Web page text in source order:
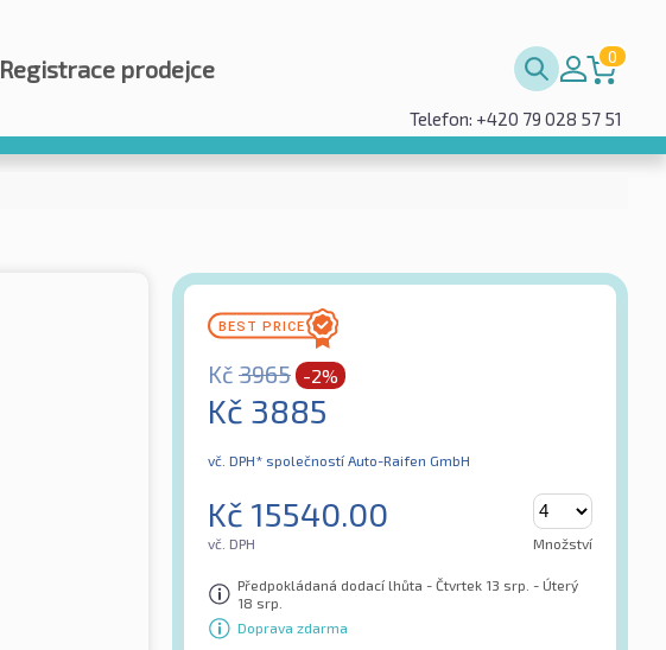
Registrace prodejce 0
Telefon: +420 79 028 57 51
Kč 3965 -2%
Kč 3885
vč. DPH* společností Auto-Raifen GmbH
Kč 15540.00
vč. DPH Množství
Předpokládaná dodací lhůta - Čtvrtek 13 srp. - Úterý
18 srp.
Doprava zdarma